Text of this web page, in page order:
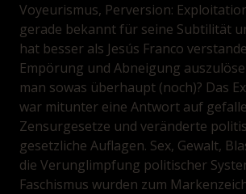
Voyeurismus, Perversion:
gerade bekannt für seine Subtilität
hat besser als Jesús Franco
Empörung und Abneigung
man sowas überhaupt (noch)? Das
war mitunter eine Antwort auf
Zensurgesetze und veränderte
gesetzliche Auflagen. Sex, Gewalt,
die Verunglimpfung politischer
Faschismus wurden zum